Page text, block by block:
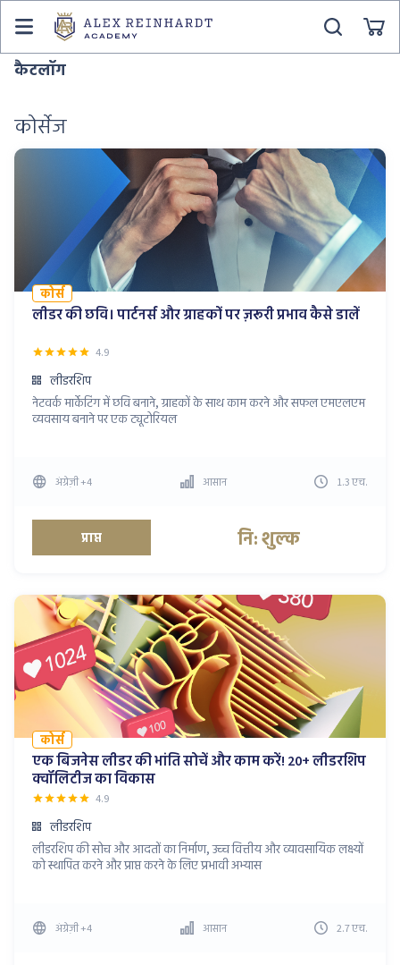
कैटलॉग
कोर्सेज
कोर्स
लीडर की छवि। पार्टनर्स और ग्राहकों पर ज़रूरी प्रभाव कैसे डालें
4.9
लीडरशिप
नेटवर्क मार्केटिंग में छवि बनाने, ग्राहकों के साथ काम करने और सफल एमएलएम
व्यवसाय बनाने पर एक ट्यूटोरियल
अंग्रेज़ी+4 आसान 1.3 एच.
प्राप्त नि: शुल्क
कोर्स
एक बिजनेस लीडर की भांति सोचें और काम करें! 20+ लीडरशिप
क्वॉलिटीज का विकास
4.9
लीडरशिप
लीडरशिप की सोच और आदतों का निर्माण, उच्च वित्तीय और व्यावसायिक लक्ष्यों
को स्थापित करने और प्राप्त करने के लिए प्रभावी अभ्यास
अंग्रेज़ी+4 आसान 2.7एच.